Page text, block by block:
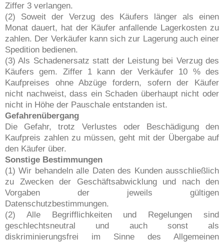
Ziffer 3 verlangen.
(2) Soweit der Verzug des Käufers länger als einen
Monat dauert, hat der Käufer anfallende Lagerkosten zu
zahlen. Der Verkäufer kann sich zur Lagerung auch einer
Spedition bedienen.
(3) Als Schadenersatz statt der Leistung bei Verzug des
Käufers gem. Ziffer 1 kann der Verkäufer 10 % des
Kaufpreises ohne Abzüge fordern, sofern der Käufer
nicht nachweist, dass ein Schaden überhaupt nicht oder
nicht in Höhe der Pauschale entstanden ist.
Gefahrenübergang
Die Gefahr, trotz Verlustes oder Beschädigung den
Kaufpreis zahlen zu müssen, geht mit der Übergabe auf
den Käufer über.
Sonstige Bestimmungen
(1) Wir behandeln alle Daten des Kunden ausschließlich
zu Zwecken der Geschäftsabwicklung und nach den
Vorgaben der jeweils gültigen
Datenschutzbestimmungen.
(2) Alle Begrifflichkeiten und Regelungen sind
geschlechtsneutral und auch sonst als
diskriminierungsfrei im Sinne des Allgemeinen